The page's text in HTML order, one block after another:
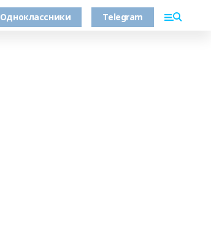
Одноклассники Telegram